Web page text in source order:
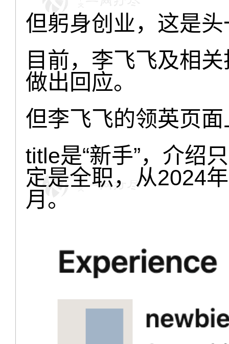
但躬身创业，这是
目前，李飞飞及相
做出回应。
但李飞飞的领英页
title是“新手”，介绍
定是全职，从2024
月。